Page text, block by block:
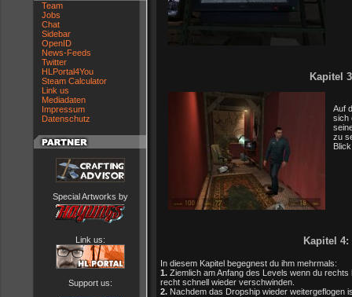
Team
Jobs
Chat
Sidebar
OpenID
News-Feeds
Twitter
HLPortal4You
Steam Calculator
Link us
Mediadaten
Impressum
Datenschutz
Special Artworks by
Link us:
Support us:
Kapitel
Auf
sich
zu
Kapitel 4:
In diesem Kapitel begegnest du ihm mehrmals:
1. Ziemlich am Anfang des Levels wenn du
recht schnell wieder verschwinden.
2. Nachdem das Dropship wieder weitergeflogen